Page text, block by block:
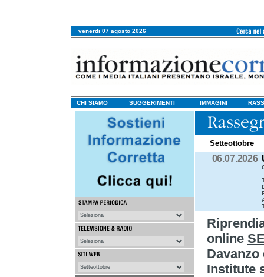
venerdi 07 agosto 2026
CHI SIAMO SUGGERIMENTI IMMAGINI
Setteottobre
06.07.2026
online
Institute